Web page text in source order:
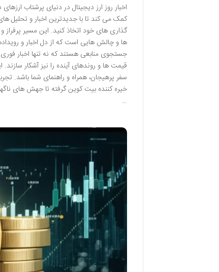
اخبار روز ارز دیجیتال در دنیای پرشتاب
کمک می کند تا با جدیدترین اخبار و تحلیل های
گذاری های خود اتخاذ کنید. این مسیر
ها و چالش هایی است که از دل اخبار و
جستجوی منابعی هستند که نه تنها اخبار فوری
قیمت ها و روندهای آینده را نیز آشکار
سفر پرهیجان، همراه و راهنمای شما باشد.
خیره کننده بیت کوین گرفته تا جهش های
…